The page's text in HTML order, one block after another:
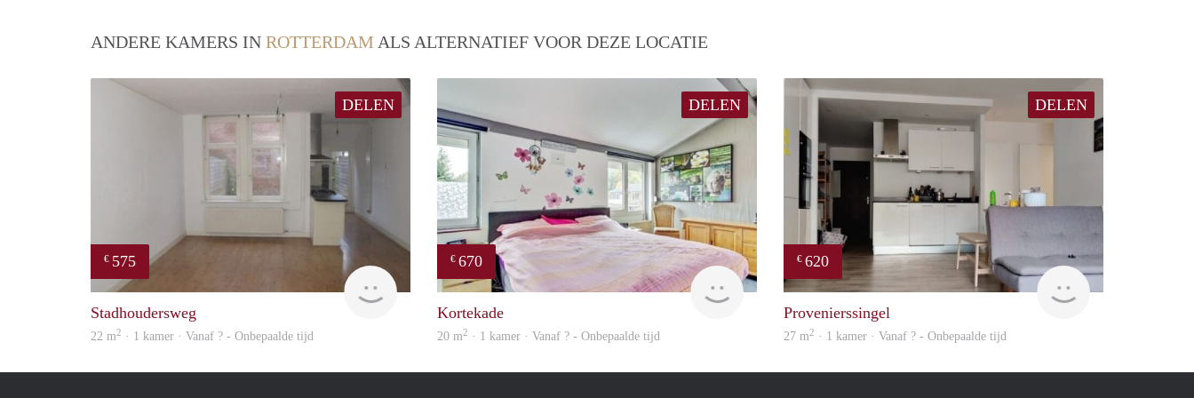
ANDERE KAMERS IN ROTTERDAM ALS ALTERNATIEF VOOR DEZE LOCATIE
DELEN
€ 575
Stadhoudersweg
22 m2 · 1 kamer · Vanaf ? - Onbepaalde tijd
DELEN
€ 670
rent
Kortekade
20 m2 · 1 kamer · Vanaf ? - Onbepaalde tijd
DELEN
€ 620
finder
Provenierssingel
27 m2 · 1 kamer · Vanaf ? - Onbepaalde tijd